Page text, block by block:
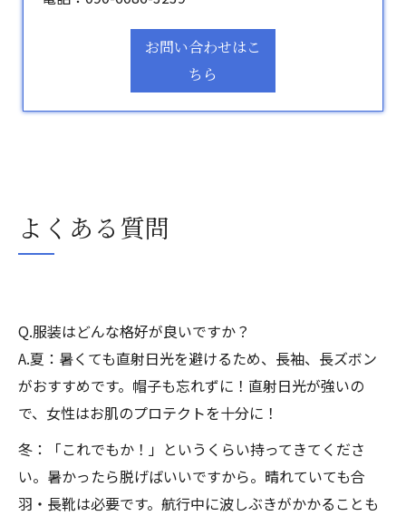
お問い合わせはこ
ちら
よくある質問
Q.服装はどんな格好が良いですか？
A.夏：暑くても直射日光を避けるため、長袖、長ズボン
がおすすめです。帽子も忘れずに！直射日光が強いの
で、女性はお肌のプロテクトを十分に！
冬：「これでもか！」というくらい持ってきてくださ
い。暑かったら脱げばいいですから。晴れていても合
羽・長靴は必要です。航行中に波しぶきがかかることも